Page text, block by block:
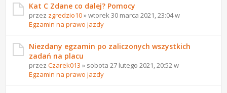
Kat C Zdane co dalej? Pomocy
przez zgredzio10» wtorek 30 marca 2021, 23:04 w
Egzamin na prawo jazdy
Niezdany egzamin po zaliczonych wszystkich
zadań na placu
przezCzarek013 » sobota 27 lutego 2021, 20:52 w
Egzamin na prawo jazdy